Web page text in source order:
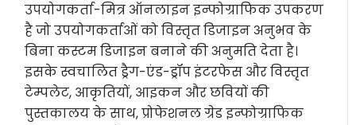
उपयोगकर्ता-मित्र ऑनलाइन इन्फोग्राफिक उपकरण
है जो उपयोगकर्ताओं को विस्तृत डिजाइन अनुभव के
बिना कस्टम डिजाइन बनाने की अनुमति देता है।
इसके स्वचालित ड्रैग-एंड-ड्रॉप इंटरफेस और विस्तृत
टेम्पलेट, आकृतियों, आइकन और छवियों की
पुस्तकालय के साथ, प्रोफेशनल ग्रेड इन्फोग्राफिक